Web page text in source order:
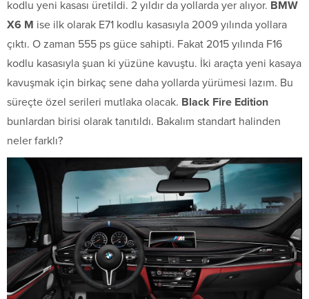
kodlu yeni kasası üretildi. 2 yıldır da yollarda yer alıyor. BMW
X6 M ise ilk olarak E71 kodlu kasasıyla 2009 yılında yollara
çıktı. O zaman 555 ps güce sahipti. Fakat 2015 yılında F16
kodlu kasasıyla şuan ki yüzüne kavuştu. İki araçta yeni kasaya
kavuşmak için birkaç sene daha yollarda yürümesi lazım. Bu
süreçte özel serileri mutlaka olacak. Black Fire Edition
bunlardan birisi olarak tanıtıldı. Bakalım standart halinden
neler farklı?